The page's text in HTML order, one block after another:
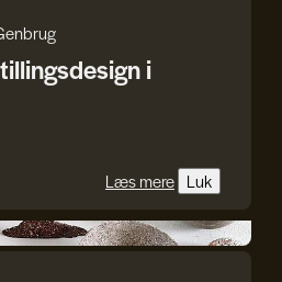
i
Læs mere Luk